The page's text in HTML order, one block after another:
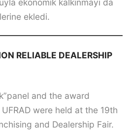
ekledi.
RELIABLE DEALERSHIP
and the award
were held at the 19th
and Dealership Fair.